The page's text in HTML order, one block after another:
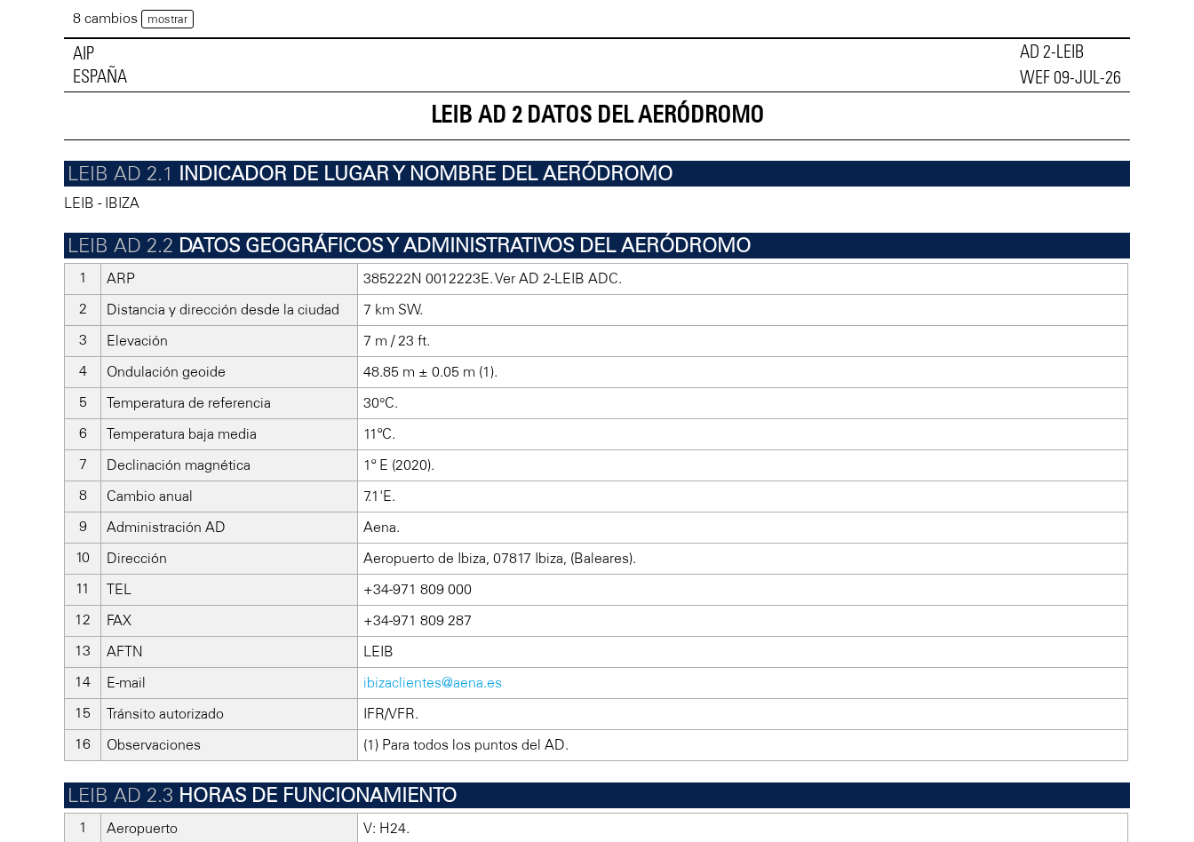
8 cambios mostrar
AIP
ESPAÑA
AD 2-LEIB
WEF 09-JUL-26
LEIB AD 2 DATOS DEL AERÓDROMO
INDICADOR DE LUGAR Y NOMBRE DEL AERÓDROMO
LEIB - IBIZA
DATOS GEOGRÁFICOS Y ADMINISTRATIVOS DEL AERÓDROMO
ARP
385222N 0012223E. Ver AD 2-LEIB ADC.
Distancia y dirección desde la ciudad
7 km SW.
Elevación
7 m / 23 ft.
Ondulación geoide
48.85 m ± 0.05 m (1).
Temperatura de referencia
30°C.
Temperatura baja media
11ºC.
Declinación magnética
1º E (2020).
Cambio anual
7.1'E.
Administración AD
Aena.
Dirección
Aeropuerto de Ibiza, 07817 Ibiza, (Baleares).
TEL
+34-971 809 000
FAX
+34-971 809 287
AFTN
LEIB
E-mail
ibizaclientes@aena.es
Tránsito autorizado
IFR/VFR.
Observaciones
(1) Para todos los puntos del AD.
HORAS DE FUNCIONAMIENTO
Aeropuerto
V: H24.